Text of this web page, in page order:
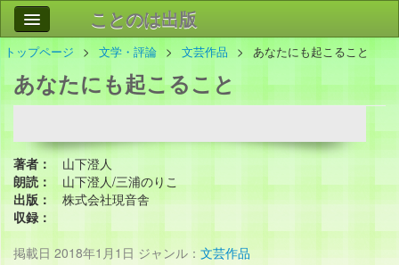
ことのは出版
作品
事業案内
会社情報
トップページ 文学・評論 文芸作品 あなたにも起こること
あなたにも起こること
著者：
山下澄人
朗読：
山下澄人/三浦のりこ
出版：
株式会社現音舎
収録：
掲載日 2018年1月1日 ジャンル： 文芸作品